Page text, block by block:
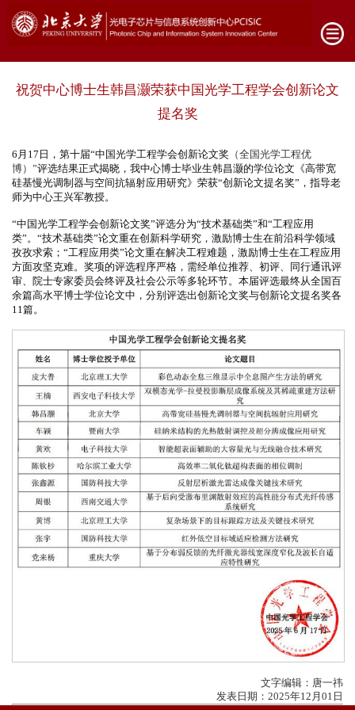
祝贺中心博士生韩昌灏荣获中国光学工程学会创新论文
提名奖
6月17日，第十届“中国光学工程学会创新论文奖 （全国光学工程优
博）”评选结果正式揭晓，我中心博士毕业生韩昌灏的学位论文《高带宽
硅基慢光调制器与空间抗辐射应用研究》荣获“创新论文提名奖”，指导老
师为中心王兴军教授。
“中国光学工程学会创新论文奖”评选分为“技术基础类”和“工程应用
类”。“技术基础类”论文重在创新科学研究，激励博士生在前沿科学领域
孜孜求索；“工程应用类”论文重在解决工程难题，激励博士生在工程应用
方面攻坚克难。奖项的评选程序严格，需经单位推荐、初评、同行通讯评
审、院士专家委员会终评及社会公示等多轮环节。本届评选最终从全国百
余篇高水平博士学位论文中，分别评选出创新论文奖与创新论文提名奖各
11篇。
文字编辑：唐一祎
发表日期：2025年12月01日